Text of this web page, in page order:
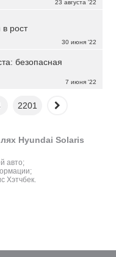
23 августа '22
30 июня '22
рост
7 июня '22
безопасная
2201
Hyundai Solaris
авто;
Хэтчбек.